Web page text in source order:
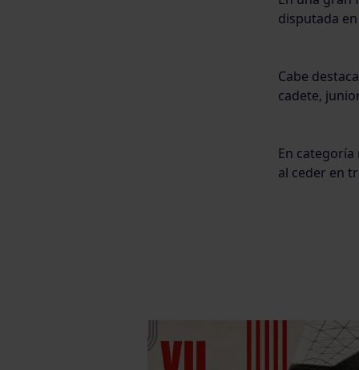
disputada
Cabe
cadete,
En
al ceder en